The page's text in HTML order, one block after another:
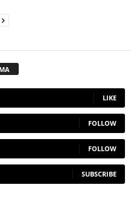
LIKE
FOLLOW
FOLLOW
SUBSCRIBE